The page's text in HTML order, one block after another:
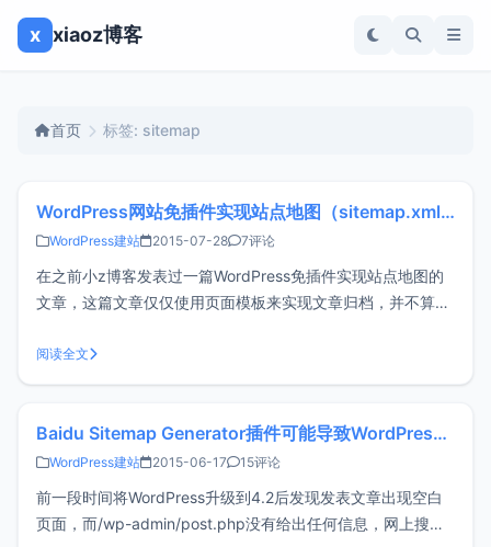
x xiaoz博客
首页 标签: sitemap
WordPress网站免插件实现站点地图（sitemap.xml）
WordPress建站 2015-07-28 7评论
在之前小z博客发表过一篇WordPress免插件实现站点地图的
文章，这篇文章仅仅使用页面模板来实现文章归档，并不算真
式来实现利于搜索引擎蜘蛛抓取的sitemap.xml站点地图。
一、上传页面程序将下面的代码另存为sitemap.php，然后通
阅读全文
Baidu Sitemap Generator插件可能导致WordPress发表文章出现空白
WordPress建站 2015-06-17 15评论
前一段时间将WordPress升级到4.2后发现发表文章出现空白
页面，而/wp-admin/post.php没有给出任何信息，网上搜了